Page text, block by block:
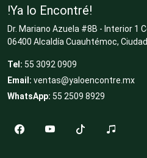
Editores
Electricidad y
!Ya lo Encontré!
Dr. Mariano Azuela #8B - Interior 1
06400 Alcaldía Cuauhtémoc,
Tel: 55 3092 0909
Email: ventas@yaloencontre.mx
WhatsApp: 55 2509 8929